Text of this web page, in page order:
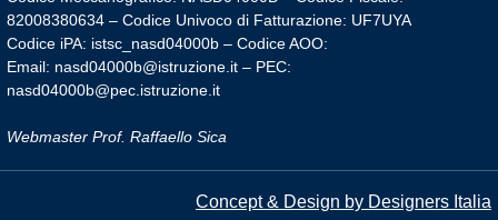
82008380634 – Codice Univoco di Fatturazione: UF7UYA
Codice iPA: istsc_nasd04000b – Codice AOO:
Email: nasd04000b@istruzione.it – PEC:
nasd04000b@pec.istruzione.it
Webmaster Prof. Raffaello Sica
Concept & Design by Designers Italia